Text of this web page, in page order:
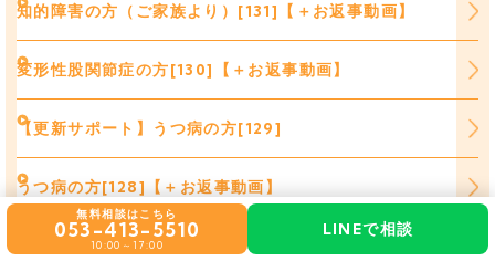
知的障害の方（ご家族より）[131]【＋お返事動画】
変形性股関節症の方[130]【＋お返事動画】
【更新サポート】うつ病の方[129]
うつ病の方[128]【＋お返事動画】
統合失調感情障害の方[127]【＋お返事動画】
無料相談はこちら
053-413-5510
10:00～17:00
LINEで相談